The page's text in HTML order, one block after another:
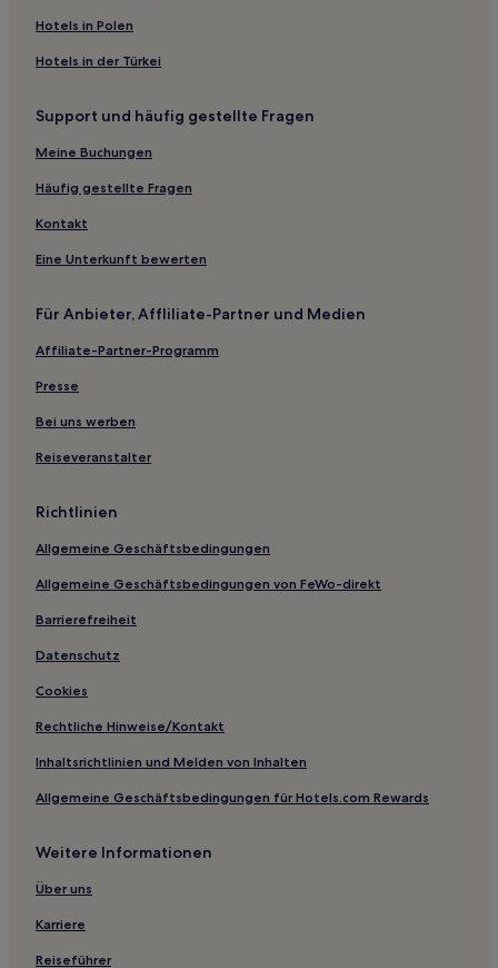
Hotels in Polen
Hotels in der Türkei
Support und häufig gestellte Fragen
Meine Buchungen
Häufig gestellte Fragen
Kontakt
Eine Unterkunft bewerten
Für Anbieter, Affliliate-Partner und Medien
Affiliate-Partner-Programm
Presse
Bei uns werben
Reiseveranstalter
Richtlinien
Allgemeine Geschäftsbedingungen
Allgemeine Geschäftsbedingungen von FeWo-direkt
Barrierefreiheit
Datenschutz
Cookies
Rechtliche Hinweise/Kontakt
Inhaltsrichtlinien und Melden von Inhalten
Allgemeine Geschäftsbedingungen für Hotels.com Rewards
Weitere Informationen
Über uns
Karriere
Reiseführer